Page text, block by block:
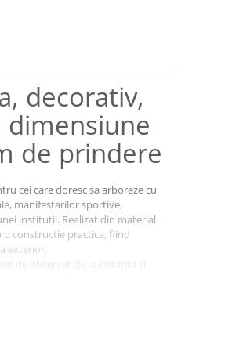
decorativ,
de prindere
cei care doresc sa arboreze cu
manifestarilor sportive,
institutii. Realizat din material
constructie practica, fiind
exterior.
de observat de la distanta si
oferind un aspect
un suport de perete sau utilizat